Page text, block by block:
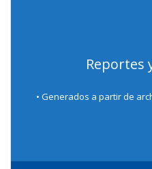
Reportes
• Generados a partir de